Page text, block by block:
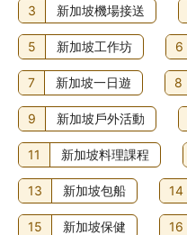
3 新加坡機場接送
5 新加坡工作坊 6
7 新加坡一日遊 8
9 新加坡戶外活動
11 新加坡料理課程
13 新加坡包船 14
15 新加坡保健 16